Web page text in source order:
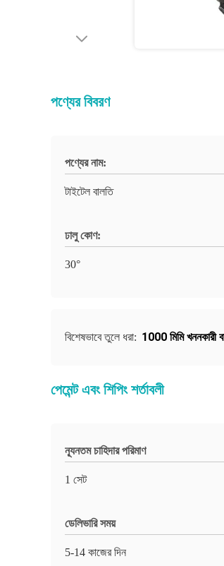
পণ্যের বিবরণ
পণ্যের নাম:
টাইটেল বালতি
ঢালু কোণ:
30°
বিশেষভাবে তুলে ধরা: 1000 মিমি খননকারী
পেমেন্ট এবং শিপিং শর্তাবলী
ন্যূনতম চাহিদার পরিমাণ
1 সেট
ডেলিভারি সময়
5-14 কাজের দিন